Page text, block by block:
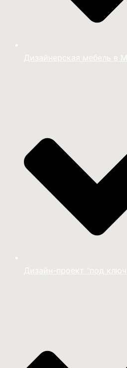
Дизайнерская мебель в
Дизайн-проект "под